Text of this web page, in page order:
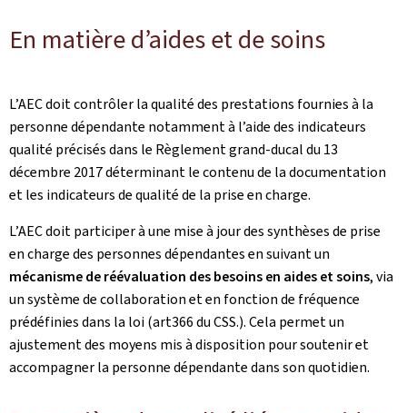
En matière d’aides et de soins
L’AEC doit contrôler la qualité des prestations fournies à la
personne dépendante notamment à l’aide des indicateurs
qualité précisés dans le Règlement grand-ducal du 13
décembre 2017 déterminant le contenu de la documentation
et les indicateurs de qualité de la prise en charge.
L’AEC doit participer à une mise à jour des synthèses de prise
en charge des personnes dépendantes en suivant un
mécanisme de réévaluation des besoins en aides et soins, via
un système de collaboration et en fonction de fréquence
prédéfinies dans la loi (art366 du CSS.). Cela permet un
ajustement des moyens mis à disposition pour soutenir et
accompagner la personne dépendante dans son quotidien.